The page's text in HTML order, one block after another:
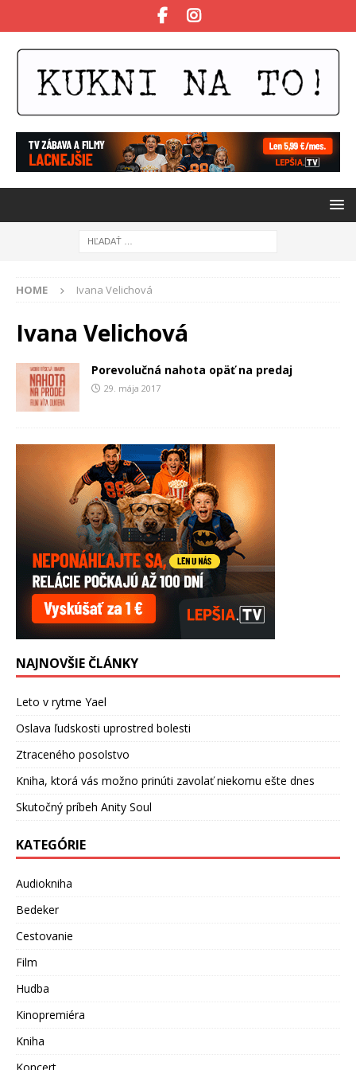
HOME Ivana Velichová
Ivana Velichová
Porevolučná nahota opäť na predaj
29. mája 2017
NAJNOVŠIE ČLÁNKY
Leto v rytme Yael
Oslava ľudskosti uprostred bolesti
Ztraceného posolstvo
Kniha, ktorá vás možno prinúti zavolať niekomu ešte dnes
Skutočný príbeh Anity Soul
KATEGÓRIE
Audiokniha
Bedeker
Cestovanie
Film
Hudba
Kinopremiéra
Kniha
Koncert